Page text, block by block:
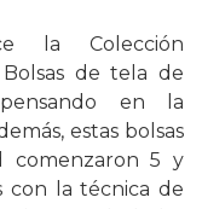
la Colección
de tela de
en la
estas bolsas
comenzaron 5 y
con la técnica de